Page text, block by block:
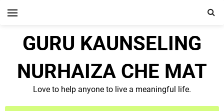
GURU KAUNSELING
NURHAIZA CHE MAT
Love to help anyone to live a meaningful life.